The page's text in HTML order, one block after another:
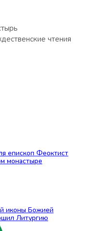
чтения
епископ Феоктист
монастыре
иконы Божией
Литургию